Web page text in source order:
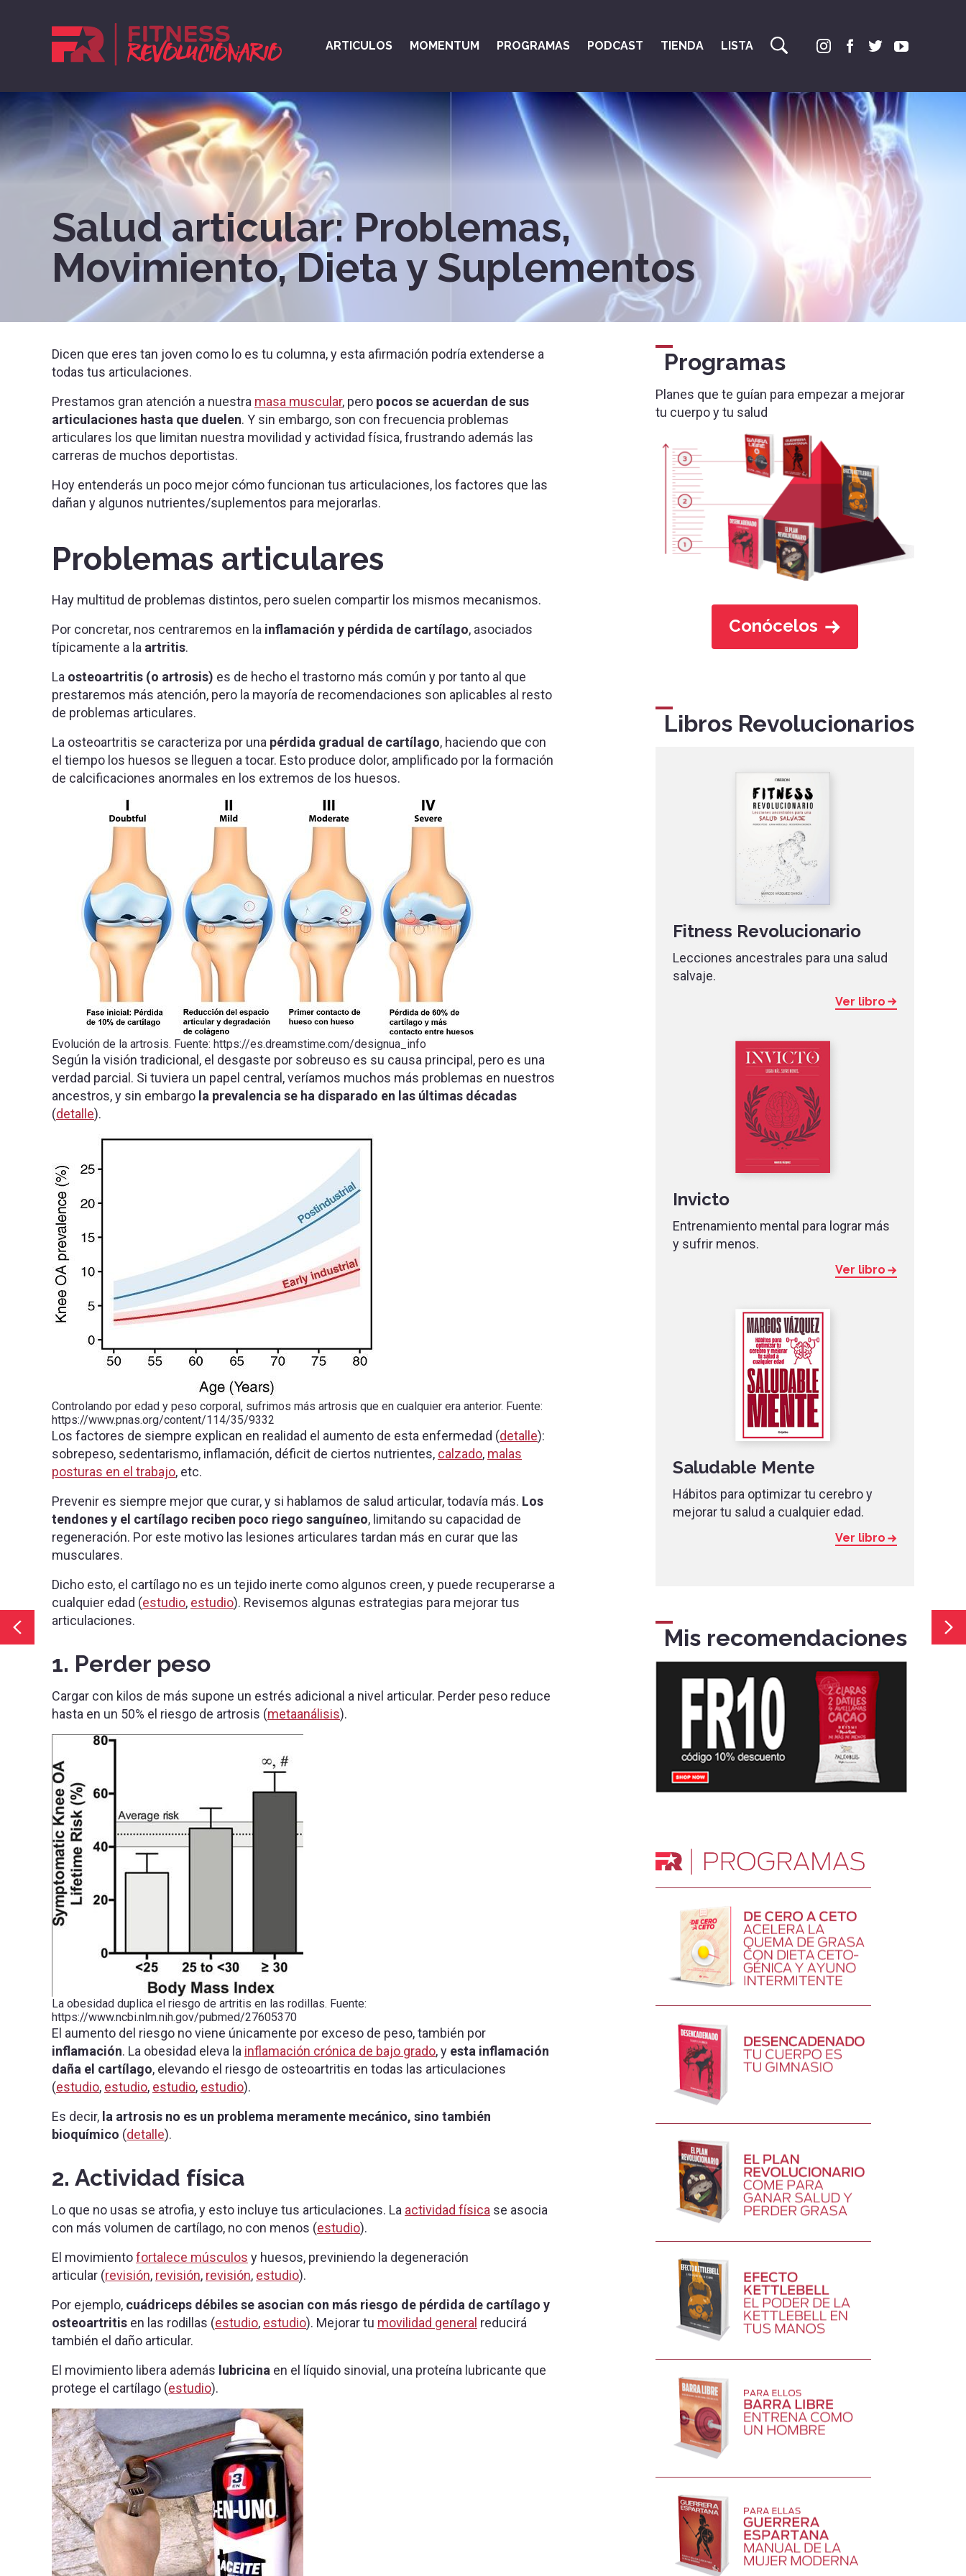
ARTICULOS MOMENTUM PROGRAMAS PODCAST TIENDA LISTA
Salud articular: Problemas,
Movimiento, Dieta y Suplementos
Dicen que eres tan joven como lo es tu columna, y esta afirmación podría extenderse a
todas tus articulaciones.
Prestamos gran atención a nuestra masa muscular, pero pocos se acuerdan de sus
articulaciones hasta que duelen. Y sin embargo, son con frecuencia problemas
articulares los que limitan nuestra movilidad y actividad física, frustrando además las
carreras de muchos deportistas.
Hoy entenderás un poco mejor cómo funcionan tus articulaciones, los factores que las
dañan y algunos nutrientes/suplementos para mejorarlas.
Problemas articulares
Hay multitud de problemas distintos, pero suelen compartir los mismos mecanismos.
Por concretar, nos centraremos en la inflamación y pérdida de cartílago, asociados
típicamente a la artritis.
La osteoartritis (o artrosis) es de hecho el trastorno más común y por tanto al que
prestaremos más atención, pero la mayoría de recomendaciones son aplicables al resto
de problemas articulares.
La osteoartritis se caracteriza por una pérdida gradual de cartílago, haciendo que con
el tiempo los huesos se lleguen a tocar. Esto produce dolor, amplificado por la formación
de calcificaciones anormales en los extremos de los huesos.
Evolución de la artrosis. Fuente: https://es.dreamstime.com/designua_info
Según la visión tradicional, el desgaste por sobreuso es su causa principal, pero es una
verdad parcial. Si tuviera un papel central, veríamos muchos más problemas en nuestros
ancestros, y sin embargo la prevalencia se ha disparado en las últimas décadas
(detalle).
Controlando por edad y peso corporal, sufrimos más artrosis que en cualquier era anterior. Fuente:
https://www.pnas.org/content/114/35/9332
Los factores de siempre explican en realidad el aumento de esta enfermedad (detalle):
sobrepeso, sedentarismo, inflamación, déficit de ciertos nutrientes, calzado, malas
posturas en el trabajo, etc.
Prevenir es siempre mejor que curar, y si hablamos de salud articular, todavía más. Los
tendones y el cartílago reciben poco riego sanguíneo, limitando su capacidad de
regeneración. Por este motivo las lesiones articulares tardan más en curar que las
musculares.
Dicho esto, el cartílago no es un tejido inerte como algunos creen, y puede recuperarse a
cualquier edad (estudio, estudio). Revisemos algunas estrategias para mejorar tus
articulaciones.
1. Perder peso
Cargar con kilos de más supone un estrés adicional a nivel articular. Perder peso reduce
hasta en un 50% el riesgo de artrosis (metaanálisis).
La obesidad duplica el riesgo de artritis en las rodillas. Fuente:
https://www.ncbi.nlm.nih.gov/pubmed/27605370
El aumento del riesgo no viene únicamente por exceso de peso, también por
inflamación. La obesidad eleva la inflamación crónica de bajo grado, y esta inflamación
daña el cartílago, elevando el riesgo de osteoartritis en todas las articulaciones
(estudio, estudio, estudio, estudio).
Es decir, la artrosis no es un problema meramente mecánico, sino también
bioquímico (detalle).
2. Actividad física
Lo que no usas se atrofia, y esto incluye tus articulaciones. La actividad física se asocia
con más volumen de cartílago, no con menos (estudio).
El movimientofortalece músculos y huesos, previniendo la degeneración
articular (revisión, revisión, revisión, estudio).
Por ejemplo, cuádriceps débiles se asocian con más riesgo de pérdida de cartílago y
osteoartritis en las rodillas (estudio, estudio). Mejorar tu movilidad general reducirá
también el daño articular.
El movimiento libera además lubricina en el líquido sinovial, una proteína lubricante que
protege el cartílago (estudio).
Programas
Planes que te guían para empezar a mejorar
tu cuerpo y tu salud
Conócelos
Libros Revolucionarios
Fitness Revolucionario
Lecciones ancestrales para una salud
salvaje.
Ver libro
Invicto
Entrenamiento mental para lograr más
y sufrir menos.
Ver libro
Saludable Mente
Hábitos para optimizar tu cerebro y
mejorar tu salud a cualquier edad.
Ver libro
Mis recomendaciones